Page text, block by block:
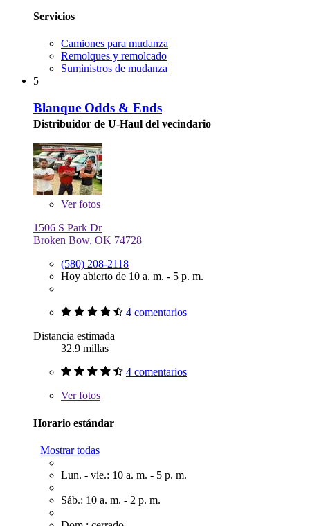
Servicios
Camiones para mudanza
Remolques y remolcado
Suministros de mudanza
5
Blanque Odds & Ends
Distribuidor de U-Haul del vecindario
Verfotos
1506 S Park Dr
Broken Bow, OK 74728
(580) 208-2118
Hoy abierto de 10 a. m. - 5 p. m.
4 comentarios
Distancia estimada
32.9 millas
4 comentarios
Verfotos
Horario estándar
Mostrar todas
Lun. - vie.: 10 a. m. - 5 p. m.
Sáb.: 10 a. m. - 2 p. m.